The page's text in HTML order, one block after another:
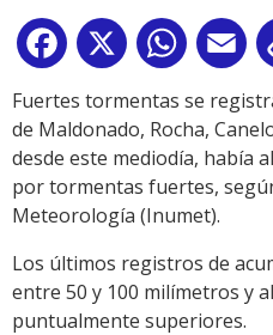
Facebook
X
Fuertes tormentas se
de Maldonado, Rocha,
desde este mediodía, había
por tormentas fuertes,
Meteorología (Inumet).
Los últimos registros de
entre 50 y 100 milímetros y
puntualmente superiores.